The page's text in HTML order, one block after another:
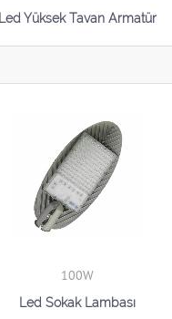
Led Yüksek Tavan Armatür
100W
Led Sokak Lambası